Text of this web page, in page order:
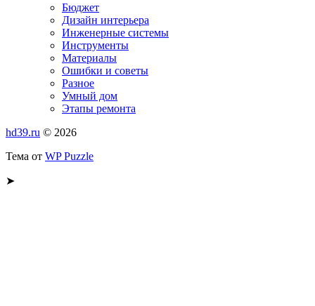
Бюджет
Дизайн интерьера
Инженерные системы
Инструменты
Материалы
Ошибки и советы
Разное
Умный дом
Этапы ремонта
hd39.ru © 2026
Тема от WP Puzzle
➤